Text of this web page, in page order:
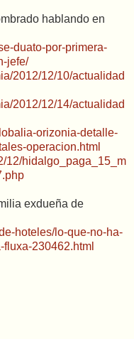
hablando en
duato-por-primera-
jefe/
2012/12/10/actualidad
2012/12/14/actualidad
orizonia-detalle-
operacion.html
12/hidalgo_paga_15_m
exdueña de
hoteles/lo-que-no-ha-
230462.html